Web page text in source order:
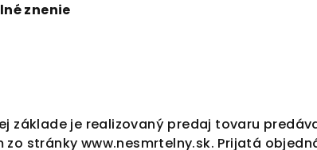
znenie
základe je realizovaný predaj tovaru
zo stránky www.nesmrtelny.sk. Prijatá